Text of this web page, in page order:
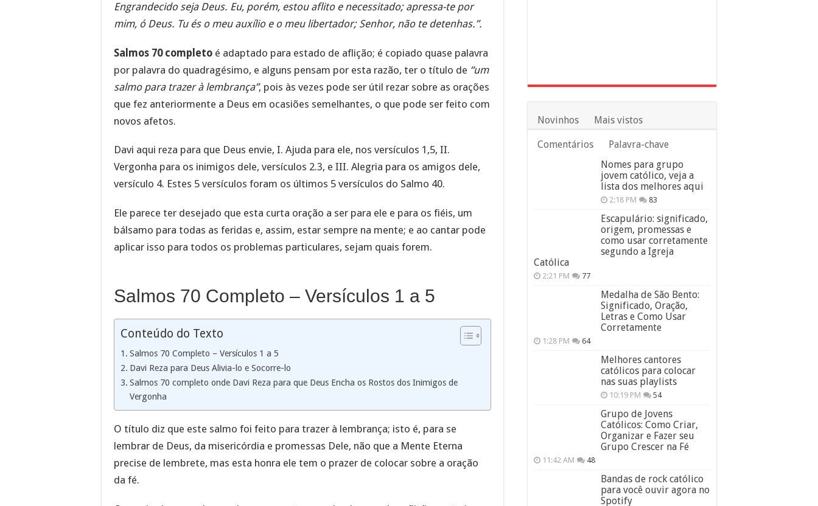
Engrandecido seja Deus. Eu, porém, estou aflito e necessitado; apressa-te por
mim, ó Deus. Tu és o meu auxílio e o meu libertador; Senhor, não te detenhas.”.
Salmos 70 completo é adaptado para estado de aflição; é copiado quase palavra
por palavra do quadragésimo, e alguns pensam por esta razão, ter o título de “um
salmo para trazer à lembrança”, pois às vezes pode ser útil rezar sobre as orações
que fez anteriormente a Deus em ocasiões semelhantes, o que pode ser feito com
novos afetos.
Davi aqui reza para que Deus envie, I. Ajuda para ele, nos versículos 1,5, II.
Vergonha para os inimigos dele, versículos 2.3, e III. Alegria para os amigos dele,
versículo 4. Estes 5 versículos foram os últimos 5 versículos do Salmo 40.
Ele parece ter desejado que esta curta oração a ser para ele e para os fiéis, um
bálsamo para todas as feridas e, assim, estar sempre na mente; e ao cantar pode
aplicar isso para todos os problemas particulares, sejam quais forem.
Salmos 70 Completo – Versículos 1 a 5
Conteúdo do Texto
Salmos 70 Completo – Versículos 1 a 5
Davi Reza para Deus Alivia-lo e Socorre-lo
Salmos 70 completo onde Davi Reza para que Deus Encha os Rostos dos Inimigos de
Vergonha
O título diz que este salmo foi feito para trazer à lembrança; isto é, para se
lembrar de Deus, da misericórdia e promessas Dele, não que a Mente Eterna
precise de lembrete, mas esta honra ele tem o prazer de colocar sobre a oração
da fé.
Novinhos Mais vistos
Comentários
Palavra-chave
Nomes para grupo
jovem católico, veja a
lista dos melhores aqui
2:18 PM 83
Escapulário: significado,
origem, promessas e
como usar corretamente
segundo a Igreja
Católica
2:21 PM 77
Medalha de São Bento:
Significado, Oração,
Letras e Como Usar
Corretamente
1:28 PM 64
Melhores cantores
católicos para colocar
nas suas playlists
10:19 PM 54
Grupo de Jovens
Católicos: Como Criar,
Organizar e Fazer seu
Grupo Crescer na Fé
11:42 AM 48
Bandas de rock católico
para você ouvir agora no
Spotify